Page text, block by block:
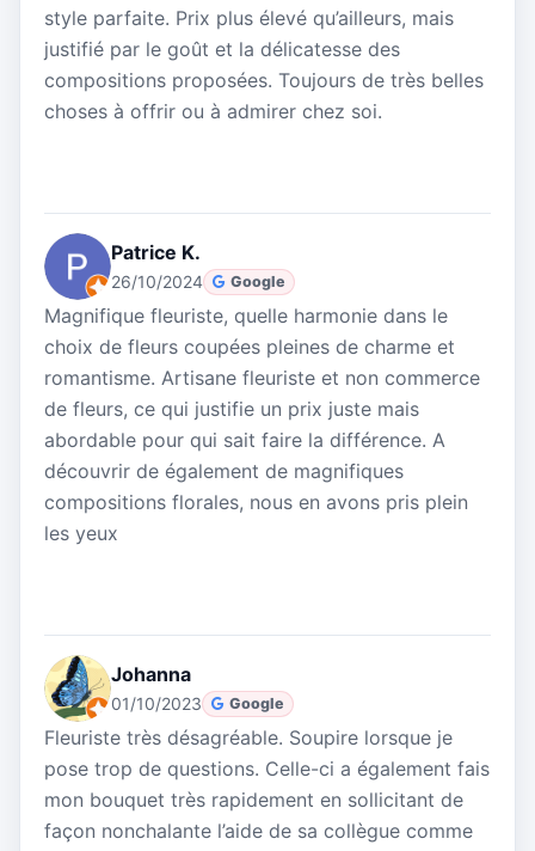
style parfaite. Prix plus élevé qu’ailleurs, mais
justifié par le goût et la délicatesse des
compositions proposées. Toujours de très belles
choses à offrir ou à admirer chez soi.
Patrice K.
26/10/2024 Google
Magnifique fleuriste, quelle harmonie dans le
choix de fleurs coupées pleines de charme et
romantisme. Artisane fleuriste et non commerce
de fleurs, ce qui justifie un prix juste mais
abordable pour qui sait faire la différence. A
découvrir de également de magnifiques
compositions florales, nous en avons pris plein
les yeux
Johanna
01/10/2023 Google
Fleuriste très désagréable. Soupire lorsque je
pose trop de questions. Celle-ci a également fais
mon bouquet très rapidement en sollicitant de
façon nonchalante l’aide de sa collègue comme